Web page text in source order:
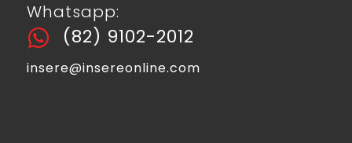
Whatsapp:
(82) 9102-2012
insere@insereonline.com